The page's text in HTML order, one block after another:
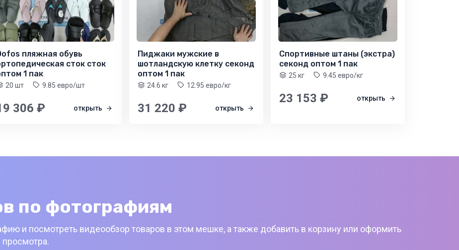
пляжная обувь
сток сток
1 пак
20 шт 9.85 евро/шт
306 ₽ открыть
Пиджаки мужские в
шотландскую клетку секонд
оптом 1 пак
24.6 кг 12.95 евро/кг
31 220 ₽ открыть
Спортивные штаны (экстра)
секонд оптом 1 пак
25 кг 9.45 евро/кг
23 153 ₽ открыть
по фотографиям
и посмотреть видеообзор товаров в этом мешке, а также добавить в корзину или оформить